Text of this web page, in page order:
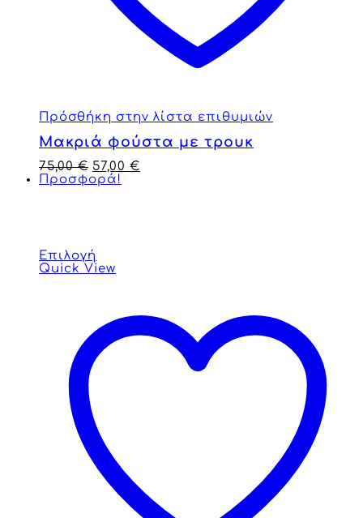
Πρόσθήκη στην λίστα επιθυμιών
Μακριά φούστα με τρουκ
75,00€ 57,00 €
Προσφορά!
Επιλογή
Quick View